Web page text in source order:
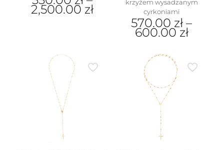
2,500.00 zł
wariantów.
Opcje
można
wybrać
na
stronie
krzyżem wysadzanym
cyrkoniami
570.00 zł –
600.00 zł
produkt
wiele
wariantów.
Opcje
można
na
stronie
produktu